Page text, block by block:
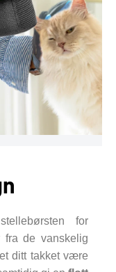
for
de vanskelig
ditt takket være